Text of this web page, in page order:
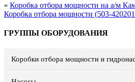
« Коробка отбора мощности на а/м
Коробка отбора мощности (503-
ГРУППЫ ОБОРУДОВАНИЯ
Коробки отбора мощности и